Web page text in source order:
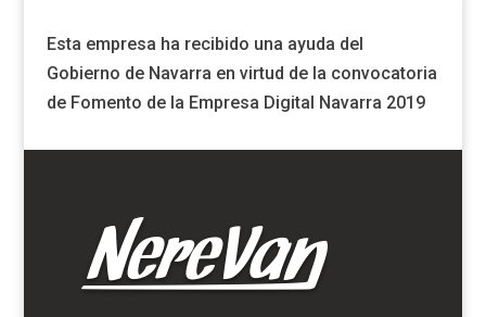
Esta empresa ha recibido una ayuda del
Gobierno de Navarra en virtud de la convocatoria
de Fomento de la Empresa Digital Navarra 2019